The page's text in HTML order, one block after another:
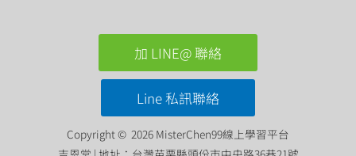
加 LINE@ 聯絡
Line 私訊聯絡
Copyright © 2026 MisterChen99線上學習平台